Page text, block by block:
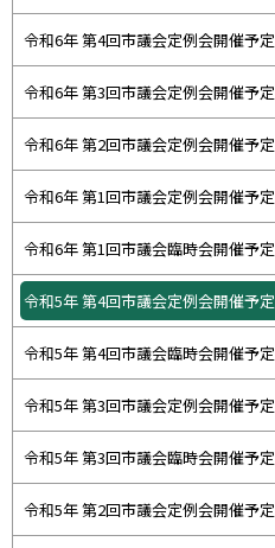
令和6年 第4回市議会定例会開催予定
令和6年 第3回市議会定例会開催予定
令和6年 第2回市議会定例会開催予定
令和6年 第1回市議会定例会開催予定
令和6年 第1回市議会臨時会開催予定
令和5年 第4回市議会定例会開催予定
令和5年 第4回市議会臨時会開催予定
令和5年 第3回市議会定例会開催予定
令和5年 第3回市議会臨時会開催予定
令和5年 第2回市議会定例会開催予定